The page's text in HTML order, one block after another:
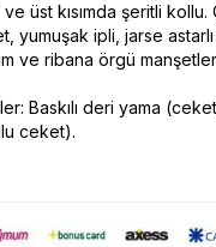
üst kısımda şeritli kollu.
yumuşak ipli, jarse
ve ribana örgü
Baskılı deri yama
ceket).